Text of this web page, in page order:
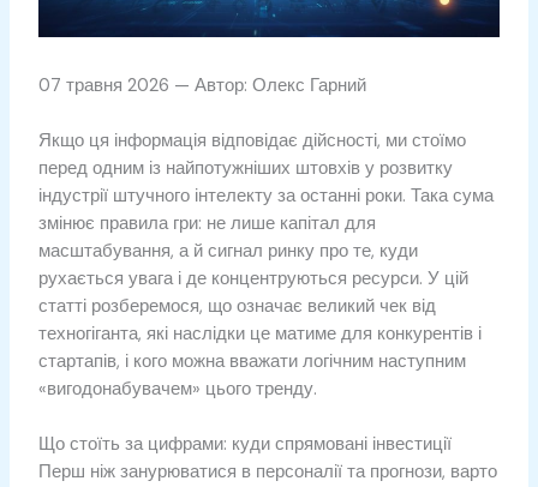
07 травня 2026 — Автор: Олекс Гарний
Якщо ця інформація відповідає дійсності, ми стоїмо
перед одним із найпотужніших штовхів у розвитку
індустрії штучного інтелекту за останні роки. Така сума
змінює правила гри: не лише капітал для
масштабування, а й сигнал ринку про те, куди
рухається увага і де концентруються ресурси. У цій
статті розберемося, що означає великий чек від
техногіганта, які наслідки це матиме для конкурентів і
стартапів, і кого можна вважати логічним наступним
«вигодонабувачем» цього тренду.
Що стоїть за цифрами: куди спрямовані інвестиції
Перш ніж занурюватися в персоналії та прогнози, варто